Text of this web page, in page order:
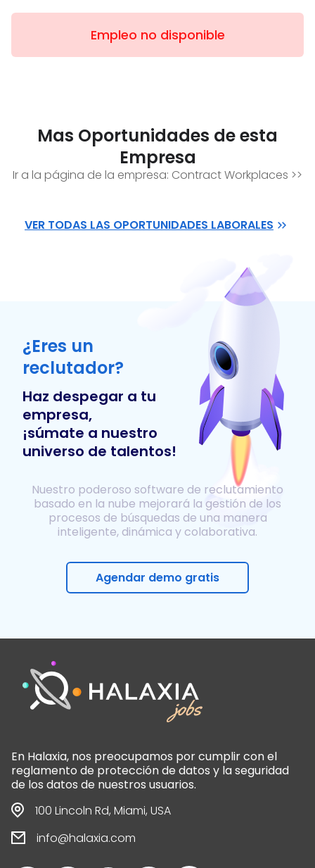
Empleo no disponible
Mas Oportunidades de esta
Empresa
Ir a la página de la empresa: Contract Workplaces >>
VER TODAS LAS OPORTUNIDADES LABORALES
¿Eres un
reclutador?
Haz despegar a tu
empresa,
¡súmate a nuestro
universo de talentos!
Nuestro poderoso software de reclutamiento
basado en la nube mejorará la gestión de los
procesos de búsquedas de una manera
inteligente, dinámica y colaborativa.
Agendar demo gratis
En Halaxia, nos preocupamos por cumplir con el
reglamento de protección de datos y la seguridad
de los datos de nuestros usuarios.
100 Lincoln Rd, Miami, USA
info@halaxia.com